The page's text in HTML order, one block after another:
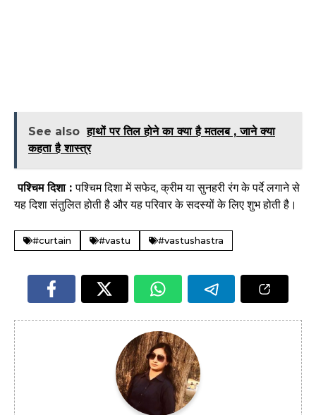
See also हाथों पर तिल होने का क्या है मतलब , जाने क्या
कहता है शास्त्र
पश्चिम दिशा :पश्चिम दिशा में सफेद, क्रीम या सुनहरी रंग के पर्दे लगाने से
यह दिशा संतुलित होती है और यह परिवार के सदस्यों के लिए शुभ होती है।
#curtain #vastu #vastushastra